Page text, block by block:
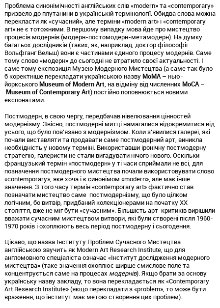
Проблема синонімічності англійських слів «modern» та «contemporary»
призвело до плутанини в українській термінології. Обидва слова можна
перекласти як «сучасний», але терміни «modern art» і «contemporary
art» не є тотожними. В першому випадку мова йде про мистецтво
процесів модернів (модерн-постомодерн-метамодерн). На думку
багатьох дослідників (таких, як, наприклад, доктор філософії
Вольфганг Вельш) вони є частинами єдиного процесу модернів. Саме
тому слово «модерн» до сьогодні не втратило своєї актуальності. І
саме тому експозиція Музею Модерного Мистецтва (а саме так було
б коректніше перекладати українською назвуMoMA – нью-
йоркськогоMuseum of Modern Art, на відміну від численних MoCA–
Museum of Contemporary Art) постійно поповнюється новими
експонатами.
Постмодерн, в свою чергу, передбачав нівелювання цінностей
модернізму. Звісно, постмодерні митці намагалися відокремитися від
усього, що було пов'язано з модернізмом. Коли з'явилися галереї, які
почали виставляти та продавати саме постмодерний арт, виникла
необхідність у новому терміні. Використавши іронічну постмодерну
стратегію, галеристи не стали вигадувати нічого нового. Оскільки
французький термін «постмодерн» у ті часи сприймали не всі, для
позначення постмодерного мистецтва почали використовувати слово
«contemporary», яке хоча і є синонімом «modern», але має інше
значення. З того часу термін «contemporary art» фактично став
позначати мистецтво саме постмодернізму, що було цілком
логічним, бо витвір, придбаний колекціонерами на початку XX
століття, вже не міг бути «сучасним». Більшість арт-критиків вирішили
вважати сучасним мистецтвом витвори, які були створені після 1960-
1970 років і охоплюють весь період постмодерну і сьогодення.
Цікаво, що назва Інституту Проблем Сучасного Мистецтва
англійською звучить як Modern Art Research Institute, що для
англомовного спеціаліста означає «Інститут дослідження модерного
мистецтва» (таке значення охоплює ширше смислове поле та
концентрується саме на процесах модернів). Якщо брати за основу
українську назву закладу, то вона перекладається як «Contemporary
Art Research Institute» (якщо перекладати з «problem», то може бути
враження, що інститут має метою створення цих проблем).